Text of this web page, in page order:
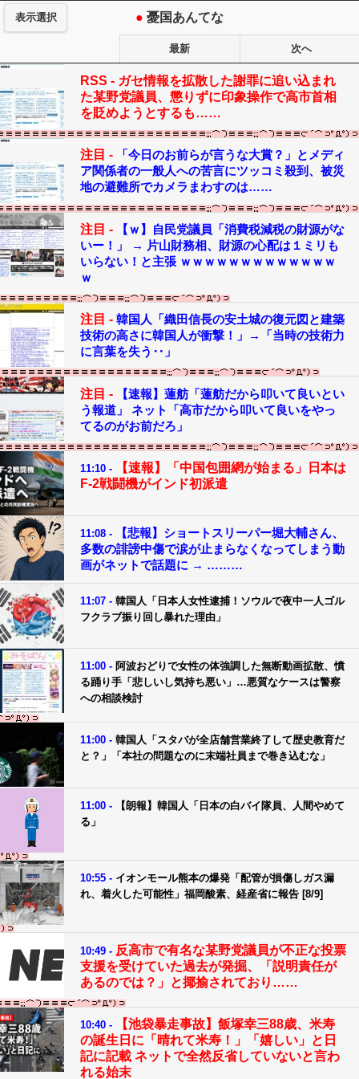
表示選択 ● 憂国あんてな
最新 次へ
RSS - ガセ情報を拡散した謝罪に追い込まれ
た某野党議員、懲りずに印象操作で高市首相
を貶めようとするも……
注目 -
「今日のお前らが言うな大賞？」とメディ
ア関係者の一般人への苦言にツッコミ殺到、被災
地の避難所でカメラまわすのは……
注目 -
【ｗ】自民党議員「消費税減税の財源がな
いー！」 → 片山財務相、財源の心配は１ミリも
いらない！と主張 ｗｗｗｗｗｗｗｗｗｗｗｗｗ
ｗ
注目 - 韓国人「織田信長の安土城の復元図と建築
技術の高さに韓国人が衝撃！」→「当時の技術力
に言葉を失う‥」
注目 -
【速報】蓮舫「蓮舫だから叩いて良いとい
う報道」 ネット「高市だから叩いて良いをやっ
てるのがお前だろ」
11:10 -
【速報】「中国包囲網が始まる」日本は
F-2戦闘機がインド初派遣
11:08 -
【悲報】ショートスリーパー堀大輔さん、
多数の誹謗中傷で涙が止まらなくなってしまう動
画がネットで話題に → ………
11:07 - 韓国人「日本人女性逮捕！ソウルで夜中一人ゴル
フクラブ振り回し暴れた理由」
11:00 - 阿波おどりで女性の体強調した無断動画拡散、憤
る踊り手「悲しいし気持ち悪い」…悪質なケースは警察
への相談検討
11:00 - 韓国人「スタバが全店舗営業終了して歴史教育だ
と？」「本社の問題なのに末端社員まで巻き込むな」
11:00 -
【朗報】韓国人「日本の白バイ隊員、人間やめて
る」
10:55 - イオンモール熊本の爆発「配管が損傷しガス漏
れ、着火した可能性」福岡酸素、経産省に報告 [8/9]
10:49 - 反高市で有名な某野党議員が不正な投票
支援を受けていた過去が発掘、「説明責任が
あるのでは？」と揶揄されており……
10:40 -
【池袋暴走事故】飯塚幸三88歳、米寿
の誕生日に「晴れて米寿！」「嬉しい」と日
記に記載 ネットで全然反省していないと言わ
れる始末